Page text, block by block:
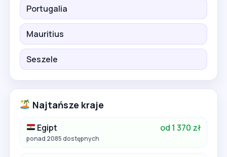
Portugalia
Mauritius
Seszele
Najtańsze kraje
Egipt od 1 370 zł
ponad 2085 dostępnych